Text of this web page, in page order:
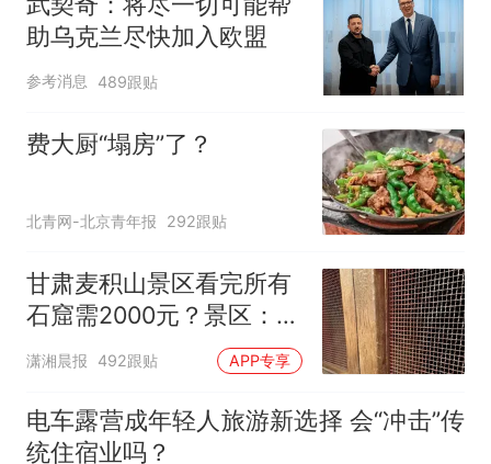
助乌克兰尽快加入欧盟
参考消息 489跟贴
费大厨“塌房”了？
北青网-北京青年报 292跟贴
甘肃麦积山景区看完所有
石窟需2000元？景区：部
分石窟受特别保护，游客
潇湘晨报 492跟贴 APP专享
电车露营成年轻人旅游新选择 会“冲击”传
统住宿业吗？